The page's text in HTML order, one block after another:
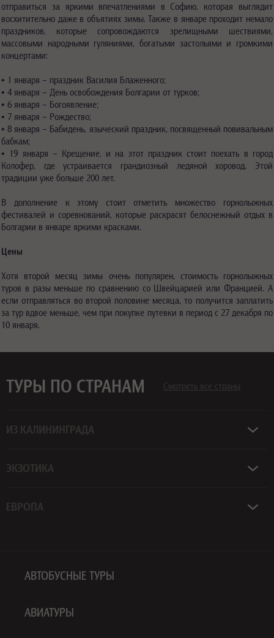
отправиться за яркими впечатлениями в Софию, которая выглядит
восхитительно даже в объятиях зимы. Также в январе проходит немало
праздников, которые сопровождаются зрелищными шествиями,
массовыми народными гуляниями, богатыми застольями и громкими
концертами:
• 1 января – праздник Василия Блаженного;
• 4 января – День освобождения Болгарии от турков;
• 6 января – Богоявление;
• 7 января – Рождество;
• 8 января – Бабидень, языческий праздник, посвященный повивальным
бабкам;
• 19 января – Крещение, и на этот праздник стоит поехать в город
Колофер, где устраивается грандиозный ледяной хоровод. Этой
традиции уже больше 200 лет.
В дополнение к этому стоит отметить множество горнолыжных
фестивалей и соревнований, которые раскрасят белоснежный отдых в
Болгарии в январе яркими красками.
Цены
Хотя второй месяц зимы очень популярен, стоимость горнолыжных
туров в разы меньше по сравнению со Швейцарией или Францией. А
если отправляться во второй половине месяца, то получится заплатить
за тур вдвое меньше, чем при покупке путевки в период с 27 декабря по
10 января.
ТУРЫ ПО СТРАНАМ Смотреть все страны
ИЗ КАЛИНИНГРАДА
ЭКЗОТИКА
ЕВРОПА
АВТОБУСНЫЕ ТУРЫ
АВИАТУРЫ